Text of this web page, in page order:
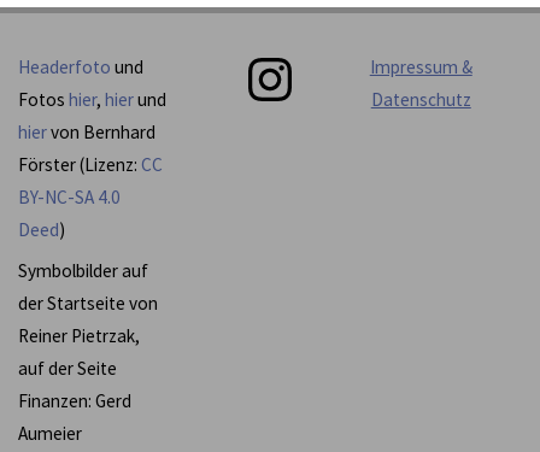
Headerfoto und
Fotoshier,hierund
hiervon Bernhard
Förster (Lizenz: CC
BY-NC-SA 4.0
Deed)
Symbolbilder auf
der Startseite von
Reiner Pietrzak,
auf der Seite
Finanzen: Gerd
Aumeier
Instagram
Impressum &
Datenschutz